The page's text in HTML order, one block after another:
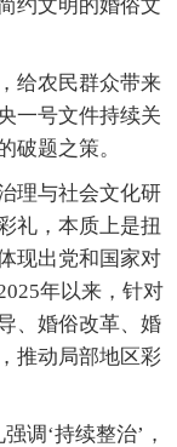
约文明的婚俗文
给农民群众带来
一号文件持续关
破题之策。
理与社会文化研
礼，本质上是扭
现出党和国家对
年以来，针对
、婚俗改革、婚
推动局部地区彩
‘持续整治’，